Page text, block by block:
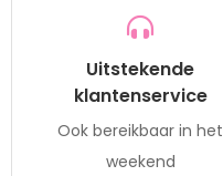
Uitstekende
klantenservice
Ook bereikbaar in het
weekend